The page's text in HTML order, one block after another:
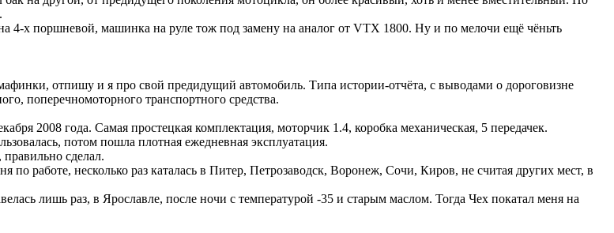
4-х поршневой, машинка на руле тож под замену на аналог от VTX 1800. Ну и по мелочи ещё чёньть
отпишу и я про свой предидущий автомобиль. Типа истории-отчёта, с выводами о дороговизне
поперечномоторного транспортного средства.
2008 года. Самая простецкая комплектация, моторчик 1.4, коробка механическая, 5 передачек.
потом пошла плотная ежедневная эксплуатация.
сделал.
по работе, несколько раз каталась в Питер, Петрозаводск, Воронеж, Сочи, Киров, не считая других мест, в
лишь раз, в Ярославле, после ночи с температурой -35 и старым маслом. Тогда Чех покатал меня на